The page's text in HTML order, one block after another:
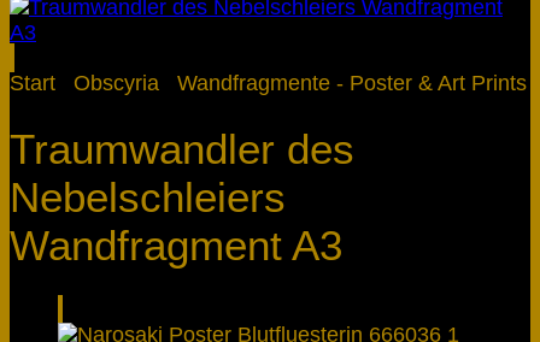
Start Obscyria Wandfragmente - Poster & Art Prints
Traumwandler des
Nebelschleiers
Wandfragment A3